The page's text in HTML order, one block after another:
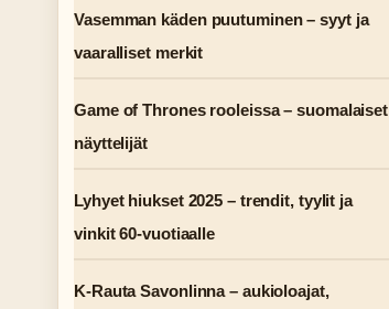
Vasemman käden puutuminen – syyt ja
vaaralliset merkit
Game of Thrones rooleissa – suomalaiset
näyttelijät
Lyhyet hiukset 2025 – trendit, tyylit ja
vinkit 60-vuotiaalle
K-Rauta Savonlinna – aukioloajat,